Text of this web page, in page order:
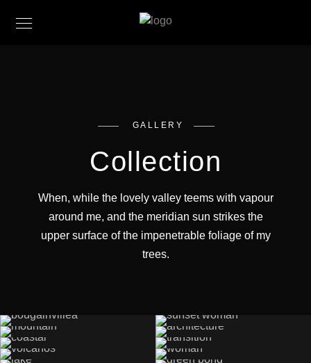
GALLERY
Collection
When, while the lovely valley teems with vapour
around me, and the meridian sun strikes the
upper surface of the impenetrable foliage of my
trees.